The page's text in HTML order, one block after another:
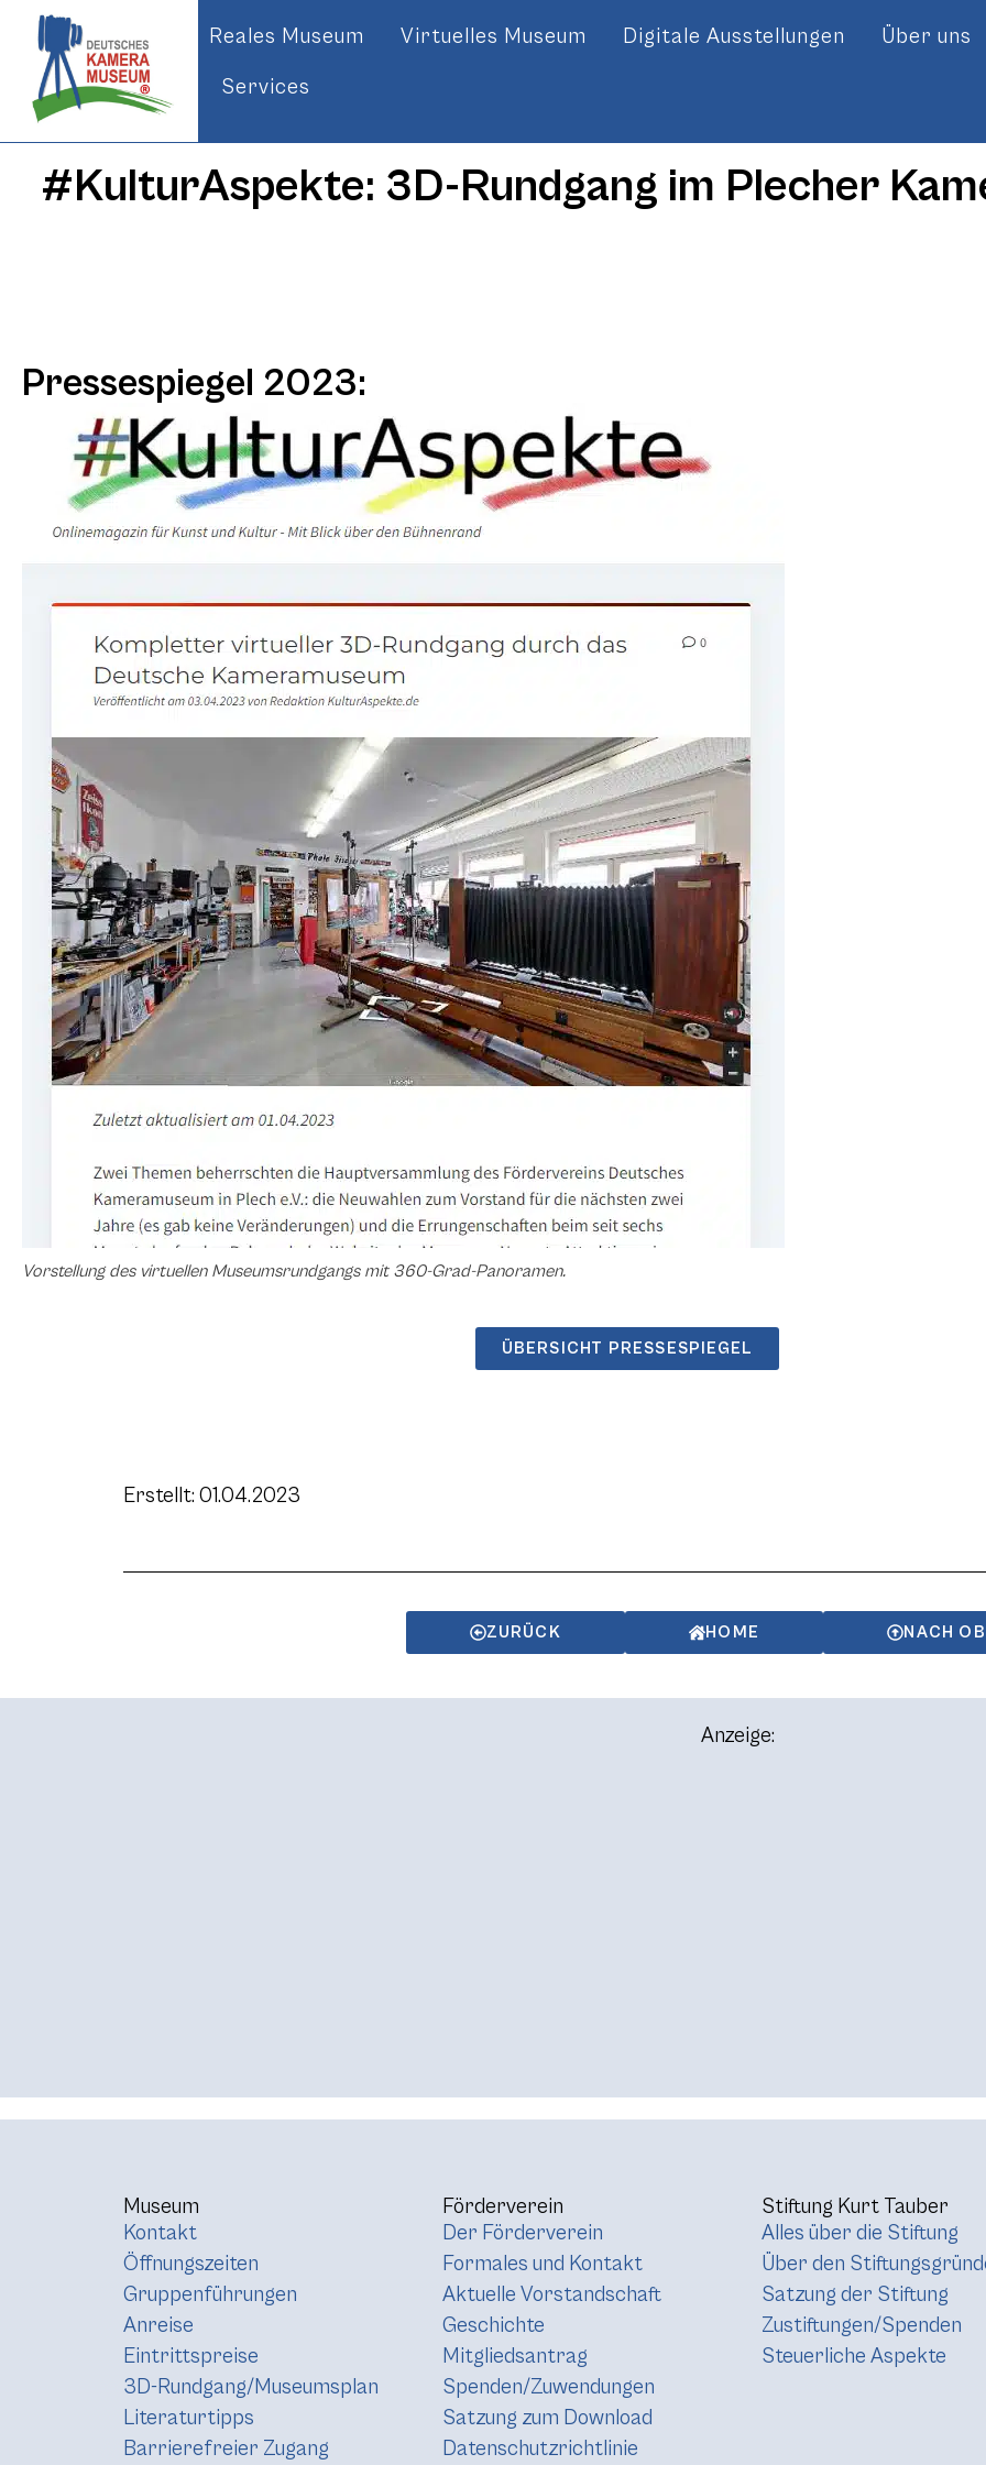
Reales Museum Virtuelles Museum Digitale Ausstellungen Über uns
Services
#KulturAspekte: 3D-Rundgang im Plecher
Pressespiegel 2023:
Vorstellung des virtuellen Museumsrundgangs mit 360-Grad-Panoramen.
ÜBERSICHT PRESSESPIEGEL
Erstellt: 01.04.2023
ZURÜCK HOME NACH
Anzeige:
Museum
Kontakt
Öffnungszeiten
Gruppenführungen
Anreise
Eintrittspreise
3D-Rundgang/Museumsplan
Literaturtipps
Barrierefreier Zugang
Förderverein
Der Förderverein
Formales und Kontakt
Aktuelle Vorstandschaft
Geschichte
Mitgliedsantrag
Spenden/Zuwendungen
Satzung zum Download
Datenschutzrichtlinie
Stiftung Kurt Tauber
Alles über die Stiftung
Über den
Satzung der Stiftung
Zustiftungen/Spenden
Steuerliche Aspekte